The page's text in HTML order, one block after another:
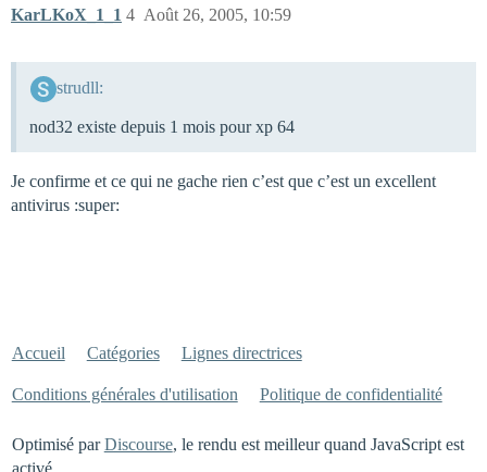
KarLKoX_1_1 Août 26, 2005, 10:59
4
strudll:
nod32 existe depuis 1 mois pour xp 64
Je confirme et ce qui ne gache rien c’est que c’est un excellent
antivirus :super:
Accueil Catégories Lignes directrices
Conditions générales d'utilisation Politique de confidentialité
Optimisé parDiscourse, le rendu est meilleur quand JavaScript est
activé.